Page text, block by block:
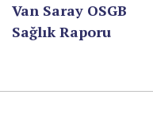
KOCAELİ
Van Saray OSGB
Sağlık Raporu